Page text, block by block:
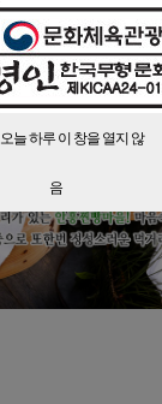
안흥찐빵마을
오늘 하루 이 창을 열지 않
음